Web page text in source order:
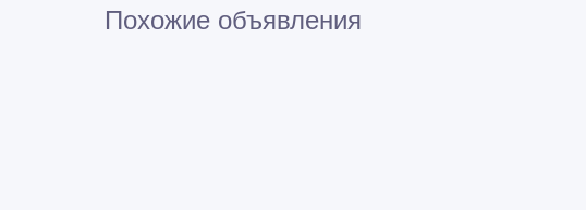
Похожие объявления